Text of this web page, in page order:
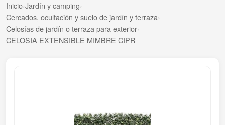
Inicio›Jardín y camping›
Cercados, ocultación y suelo de jardín y terraza›
Celosías de jardín o terraza para exterior›
CELOSIA EXTENSIBLE MIMBRE CIPR